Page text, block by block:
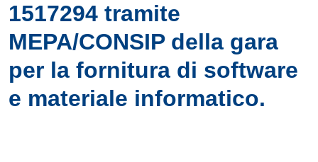
1517294 tramite
MEPA/CONSIP della gara
per la fornitura di software
e materiale informatico.